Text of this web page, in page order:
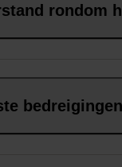
rondom